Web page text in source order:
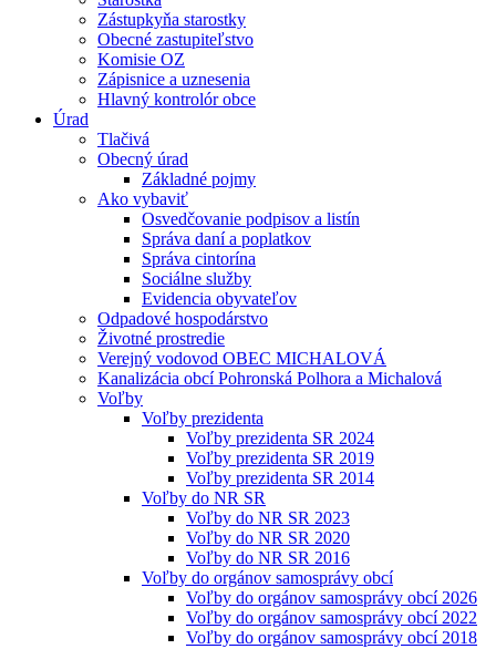
Zástupkyňa starostky
Obecné zastupiteľstvo
Komisie OZ
Zápisnice a uznesenia
Hlavný kontrolór obce
Úrad
Tlačivá
Obecný úrad
Základné pojmy
Ako vybaviť
Osvedčovanie podpisov a listín
Správa daní a poplatkov
Správa cintorína
Sociálne služby
Evidencia obyvateľov
Odpadové hospodárstvo
Životné prostredie
Verejný vodovod OBEC MICHALOVÁ
Kanalizácia obcí Pohronská Polhora a Michalová
Voľby
Voľby prezidenta
Voľby prezidenta SR 2024
Voľby prezidenta SR 2019
Voľby prezidenta SR 2014
Voľby do NR SR
Voľby do NR SR 2023
Voľby do NR SR 2020
Voľby do NR SR 2016
Voľby do orgánov samosprávy obcí
Voľby do orgánov samosprávy obcí 2026
Voľby do orgánov samosprávy obcí 2022
Voľby do orgánov samosprávy obcí 2018